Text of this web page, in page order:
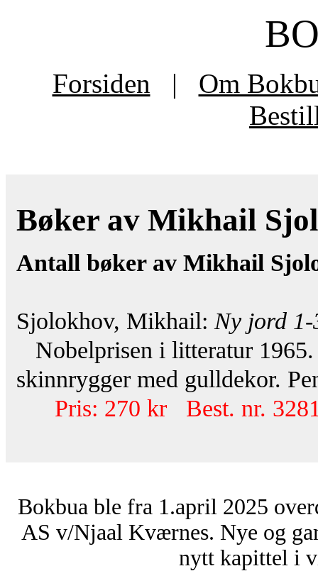
Forsiden |
Om
Bøker av Mikhail
Antall bøker av Mikhail
Sjolokhov, Mikhail: Ny jord 1-
Nobelprisen i litteratur
skinnrygger med gulldekor.
Pris: 270 kr Best. nr.
Bokbua ble fra 1.april 2025
AS v/Njaal Kværnes. Nye og
nytt kapittel i